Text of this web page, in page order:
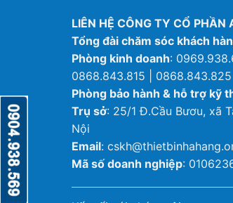
LIÊN HỆ CÔNG TY CỔ PHẦN
Tổng đài chăm sóc khách
Phòng kinh doanh:
0868.843.815 | 0868.843.825
Phòng bảo hành & hỗ trợ kỹ
Trụ sở: 25/1 Đ.Cầu Bươu, xã
Nội
Email:
Mã số doanh nghiệp: